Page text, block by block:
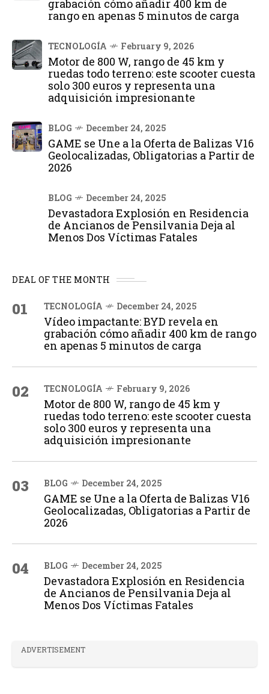
grabación cómo añadir 400 km de
rango en apenas 5 minutos de carga
TECNOLOGÍA February 9, 2026
Motor de 800 W, rango de 45 km y
ruedas todo terreno: este scooter cuesta
solo 300 euros y representa una
adquisición impresionante
BLOG December 24, 2025
GAME se Une a la Oferta de Balizas V16
Geolocalizadas, Obligatorias a Partir de
2026
BLOG December 24, 2025
Devastadora Explosión en Residencia
de Ancianos de Pensilvania Deja al
Menos Dos Víctimas Fatales
DEAL OF THE MONTH
01 TECNOLOGÍA December 24, 2025
Vídeo impactante: BYD revela en
grabación cómo añadir 400 km de rango
en apenas 5 minutos de carga
02 TECNOLOGÍA February 9, 2026
Motor de 800 W, rango de 45 km y
ruedas todo terreno: este scooter cuesta
solo 300 euros y representa una
adquisición impresionante
03 BLOG December 24, 2025
GAME se Une a la Oferta de Balizas V16
Geolocalizadas, Obligatorias a Partir de
2026
04 BLOG December 24, 2025
Devastadora Explosión en Residencia
de Ancianos de Pensilvania Deja al
Menos Dos Víctimas Fatales
ADVERTISEMENT